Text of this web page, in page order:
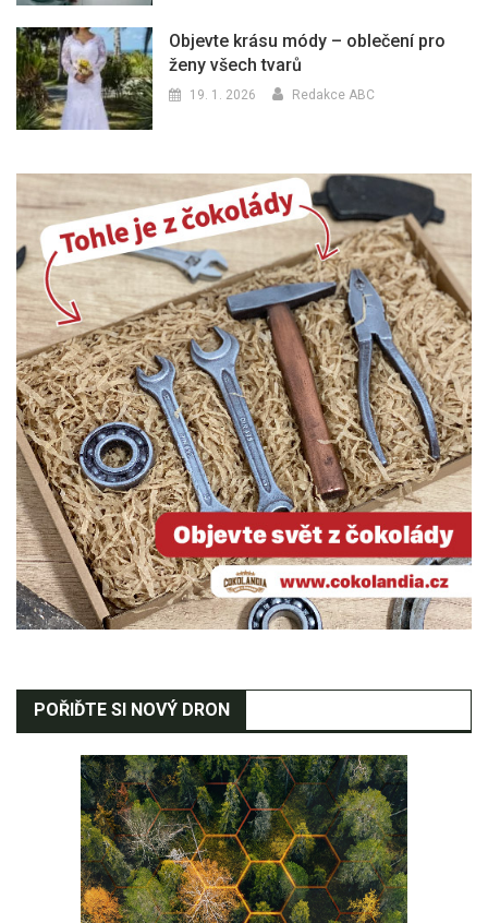
Objevte krásu módy – oblečení pro
ženy všech tvarů
19. 1. 2026 Redakce ABC
POŘIĎTE SI NOVÝ DRON